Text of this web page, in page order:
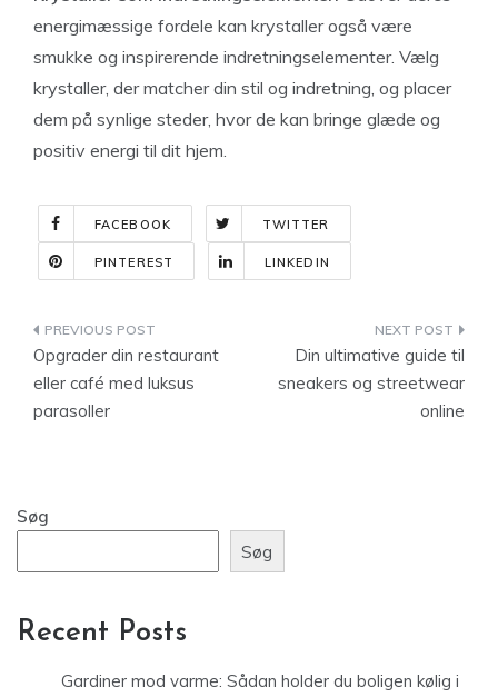
energimæssige fordele kan krystaller også være
smukke og inspirerende indretningselementer. Vælg
krystaller, der matcher din stil og indretning, og placer
dem på synlige steder, hvor de kan bringe glæde og
positiv energi til dit hjem.
FACEBOOK TWITTER
PINTEREST LINKEDIN
Indlægsnavigation
Opgrader din restaurant
eller café med luksus
parasoller
Din ultimative guide til
sneakers og streetwear
online
Søg
Søg
Recent Posts
Gardiner mod varme: Sådan holder du boligen kølig i